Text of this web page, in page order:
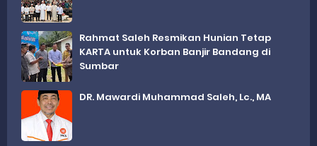
Rahmat Saleh Resmikan Hunian Tetap
KARTA untuk Korban Banjir Bandang di
Sumbar
DR. Mawardi Muhammad Saleh, Lc., MA